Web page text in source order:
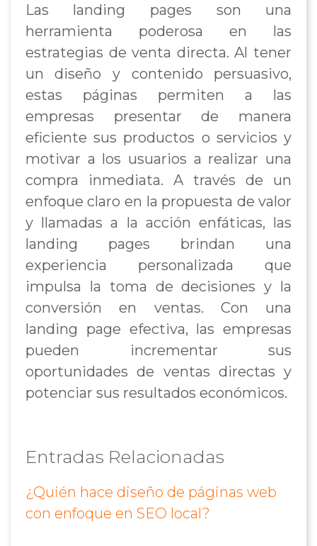
Las landing pages son una
herramienta poderosa en las
estrategias de venta directa. Al tener
un diseño y contenido persuasivo,
estas páginas permiten a las
empresas presentar de manera
eficiente sus productos o servicios y
motivar a los usuarios a realizar una
compra inmediata. A través de un
enfoque claro en la propuesta de valor
y llamadas a la acción enfáticas, las
landing pages brindan una
experiencia personalizada que
impulsa la toma de decisiones y la
conversión en ventas. Con una
landing page efectiva, las empresas
pueden incrementar sus
oportunidades de ventas directas y
potenciar sus resultados económicos.
Entradas Relacionadas
¿Quién hace diseño de páginas web
con enfoque en SEO local?